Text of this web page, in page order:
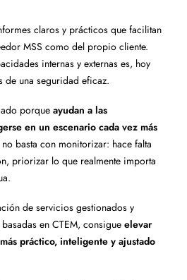
claros y prácticos que facilitan
MSS como del propio cliente.
internas y externas es, hoy
de una seguridad eficaz.
porque ayudan a las
en un escenario cada vez más
basta con monitorizar: hace falta
priorizar lo que realmente importa
de servicios gestionados y
en CTEM, consigue elevar
práctico, inteligente y ajustado